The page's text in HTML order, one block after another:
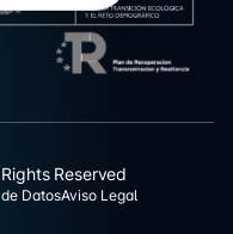
Reserved
DatosAviso Legal